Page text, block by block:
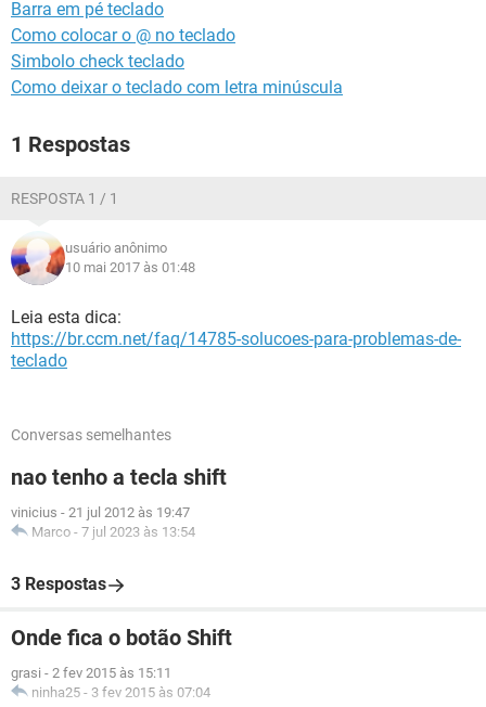
Barra em pé teclado
Como colocar o @ no teclado
Simbolo check teclado
Como deixar o teclado com letra minúscula
1 Respostas
RESPOSTA 1 / 1
usuário anônimo
10 mai 2017 às 01:48
Leia esta dica:
https://br.ccm.net/faq/14785-solucoes-para-problemas-de-
teclado
Conversas semelhantes
nao tenho a tecla shift
vinicius - 21 jul 2012 às 19:47
Marco - 7 jul 2023 às 13:54
3 Respostas
Onde fica o botão Shift
grasi - 2 fev 2015 às 15:11
ninha25 - 3 fev 2015 às 07:04